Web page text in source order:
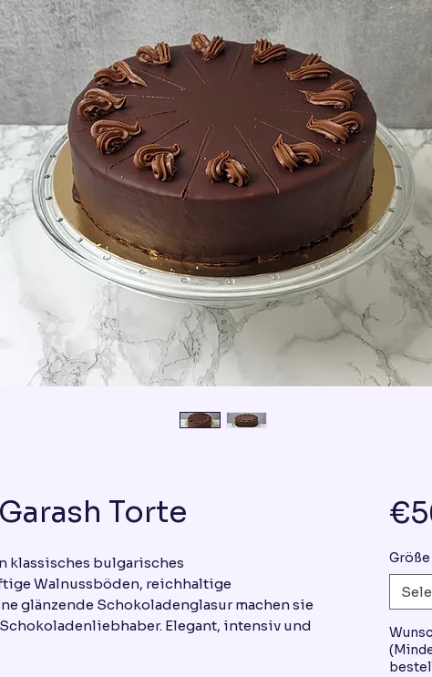
Torte
klassisches bulgarisches
Walnussböden, reichhaltige
glänzende Schokoladenglasur machen sie
Elegant, intensiv und
Größe